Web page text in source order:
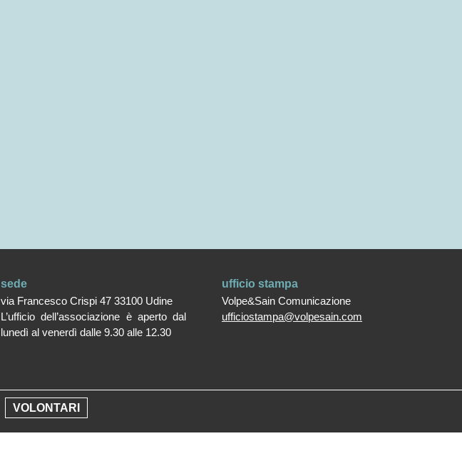
VOLONTARI
sede
via Francesco Crispi 47 33100 Udine
L’ufficio dell’associazione è aperto dal
lunedì al venerdì dalle 9.30 alle 12.30
ufficio stampa
Volpe&Sain Comunicazione
ufficiostampa@volpesain.com
Trasparenza